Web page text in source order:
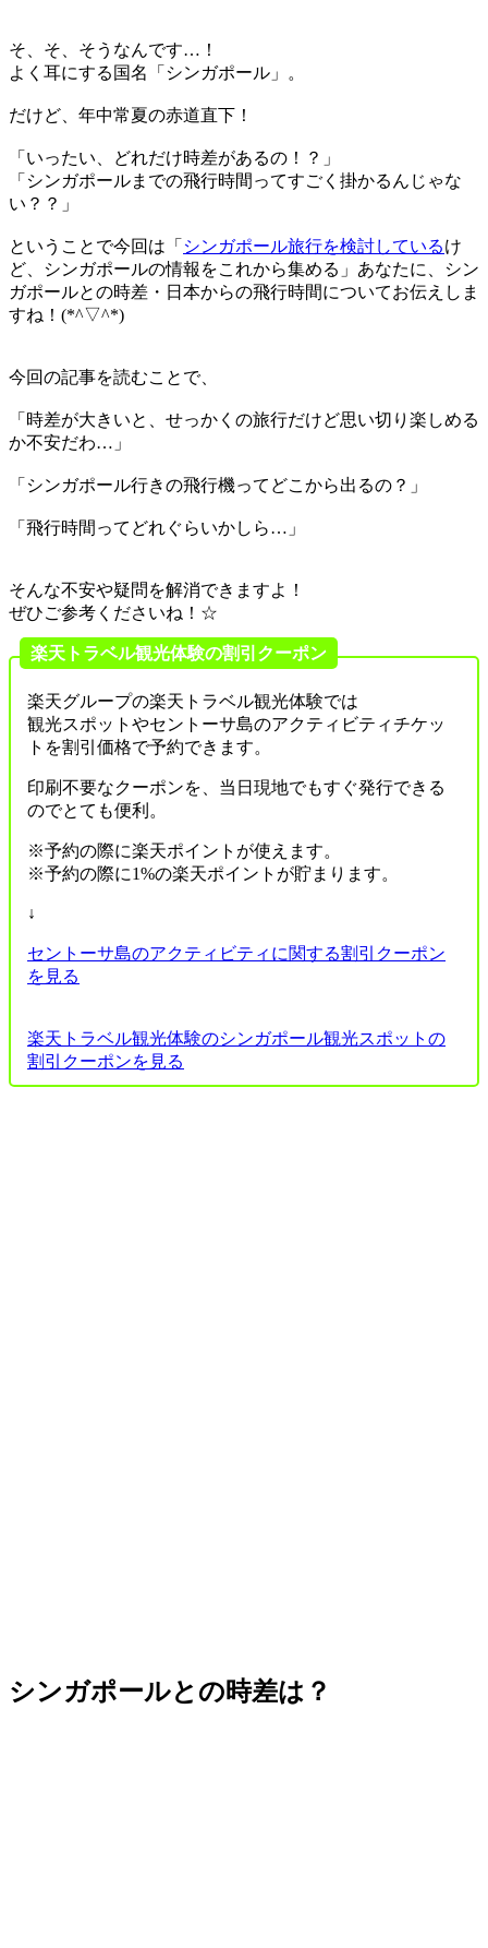
そ、そ、そうなんです…！
よく耳にする国名「 シンガポール 」。
だけど、年中常夏の赤道直下！
「 いったい、どれだけ時差があるの！？ 」
「 シンガポールまでの飛行時間ってすごく掛かるんじゃな
い？？ 」
ということで今回は「 シンガポール旅行を検討しているけ
ど、シンガポールの情報をこれから集める」あなたに、
シン
ガポールとの時差・日本からの飛行時間についてお伝えしま
すね！(*^▽^*)
今回の記事を読むことで、
「 時差が大きいと、せっかくの旅行だけど思い切り楽しめる
か不安だわ… 」
「 シンガポール行きの飛行機ってどこから出るの？ 」
「 飛行時間ってどれぐらいかしら… 」
そんな不安や疑問 を解消できますよ！
ぜひご参考くださいね！☆
楽天トラベル観光体験の割引クーポン
楽天グループの楽天トラベル観光体験では
観光スポット やセントーサ島のアクティビティチケッ
ト を割引価格で予約できます。
印刷不要なクーポンを、 当日現地でもすぐ発行できる
のでとても便利。
※予約の際に楽天ポイントが使えます。
※予約の際に1%の楽天ポイントが貯まります。
↓
セントーサ島のアクティビティに関する割引クーポン
を見る
楽天トラベル観光体験のシンガポール観光スポットの
割引クーポンを見る
シンガポールとの時差は？